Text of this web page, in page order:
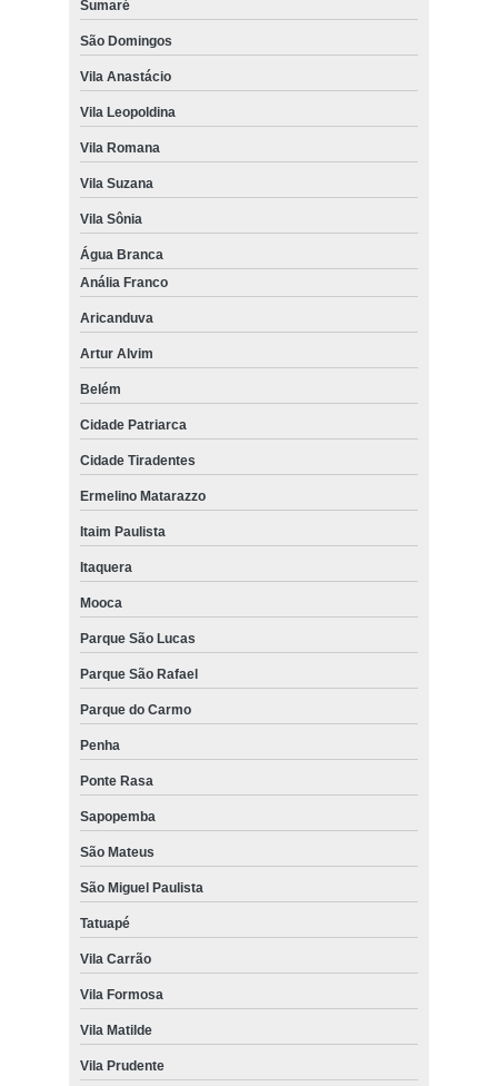
Sumaré
São Domingos
Vila Anastácio
Vila Leopoldina
Vila Romana
Vila Suzana
Vila Sônia
Água Branca
Anália Franco
Aricanduva
Artur Alvim
Belém
Cidade Patriarca
Cidade Tiradentes
Ermelino Matarazzo
Itaim Paulista
Itaquera
Mooca
Parque São Lucas
Parque São Rafael
Parque do Carmo
Penha
Ponte Rasa
Sapopemba
São Mateus
São Miguel Paulista
Tatuapé
Vila Carrão
Vila Formosa
Vila Matilde
Vila Prudente